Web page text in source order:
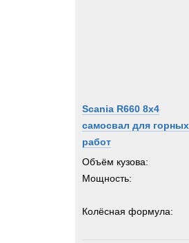
Scania R660 8x4
самосвал для горных
работ
Объём кузова:
Мощность:
Колёсная формула: